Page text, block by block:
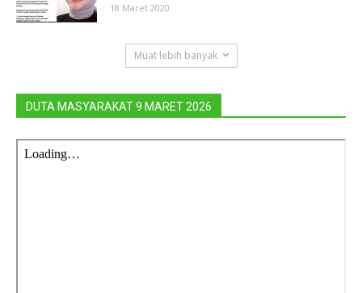
18 Maret 2020
Muat lebih banyak
DUTA MASYARAKAT 9 MARET 2026